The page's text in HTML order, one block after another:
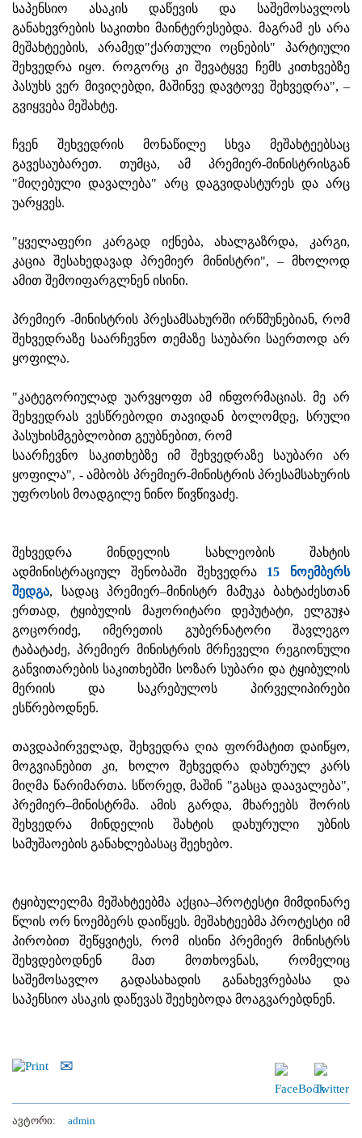
საპენსიო ასაკის დაწევის და საშემოსავლოს
განახევრების საკითხი მაინტერესებდა. მაგრამ ეს არა
მეშახტეების, არამედ"ქართული ოცნების" პარტიული
შეხვედრა იყო. როგორც კი შევატყვე ჩემს კითხვებზე
პასუხს ვერ მივიღებდი, მაშინვე დავტოვე შეხვედრა", –
გვიყვება მეშახტე.
ჩვენ შეხვედრის მონაწილე სხვა მეშახტეებსაც
გავესაუბარეთ. თუმცა, ამ პრემიერ-მინისტრისგან
"მიღებული დავალება" არც დაგვიდასტურეს და არც
უარყვეს.
"ყველაფერი კარგად იქნება, ახალგაზრდა, კარგი,
კაცია შესახედავად პრემიერ მინისტრი", – მხოლოდ
ამით შემოიფარგლნენ ისინი.
პრემიერ -მინისტრის პრესამსახურში ირწმუნებიან, რომ
შეხვედრაზე საარჩევნო თემაზე საუბარი საერთოდ არ
ყოფილა.
"კატეგორიულად უარვყოფთ ამ ინფორმაციას. მე არ
შეხვედრას ვესწრებოდი თავიდან ბოლომდე, სრული
პასუხისმგებლობით გეუბნებით, რომ
საარჩევნო საკითხებზე იმ შეხვედრაზე საუბარი არ
ყოფილა", - ამბობს პრემიერ-მინისტრის პრესამსახურის
უფროსის მოადგილე ნინო წივწივაძე.
შეხვედრა მინდელის სახლეობის შახტის
ადმინისტრაციულ შენობაში შეხვედრა 15 ნოემბერს
შედგა, სადაც პრემიერ–მინისტრ მამუკა ბახტაძესთან
ერთად, ტყიბულის მაჟორიტარი დეპუტატი, ელგუჯა
გოცორიძე, იმერეთის გუბერნატორი შავლეგო
ტაბატაძე, პრემიერ მინისტრის მრჩეველი რეგიონული
განვითარების საკითხებში სოზარ სუბარი და ტყიბულის
მერიის და საკრებულოს პირველიპირები
ესწრებოდნენ.
თავდაპირველად, შეხვედრა ღია ფორმატით დაიწყო,
მოგვიანებით კი, ხოლო შეხვედრა დახურულ კარს
მიღმა წარიმართა. სწორედ, მაშინ "გასცა დაავალება",
პრემიერ–მინისტრმა. ამის გარდა, მხარეებს შორის
შეხვედრა მინდელის შახტის დახურული უბნის
სამუშაოების განახლებასაც შეეხებო.
ტყიბულელმა მეშახტეებმა აქცია–პროტესტი მიმდინარე
წლის ორ ნოემბერს დაიწყეს. მეშახტეებმა პროტესტი იმ
პირობით შეწყვიტეს, რომ ისინი პრემიერ მინისტრს
შეხვდებოდნენ მათ მოთხოვნას, რომელიც
საშემოსავლო გადასახადის განახევრებასა და
საპენსიო ასაკის დაწევას შეეხებოდა მოაგვარებდნენ.
ავტორი: admin